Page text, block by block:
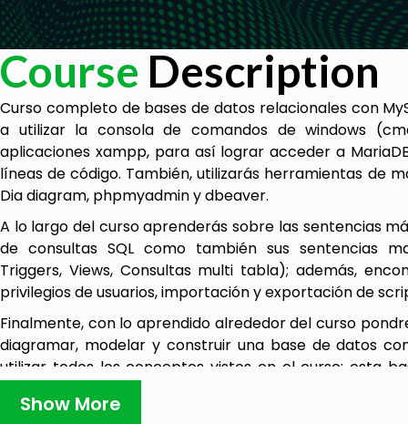
Course Description
Curso completo de bases de datos relacionales con
a utilizar la consola de comandos de windows
aplicaciones xampp, para así lograr acceder a
líneas de código. También, utilizarás herramientas de
Dia diagram, phpmyadmin y dbeaver.
A lo largo del curso aprenderás sobre las sentencias
de consultas SQL como también sus sentencias
Triggers, Views, Consultas multi tabla); además,
privilegios de usuarios, importación y exportación de
Finalmente, con lo aprendido alrededor del curso
diagramar, modelar y construir una base de datos
utilizar todos los conceptos vistos en el curso; esta
Show More